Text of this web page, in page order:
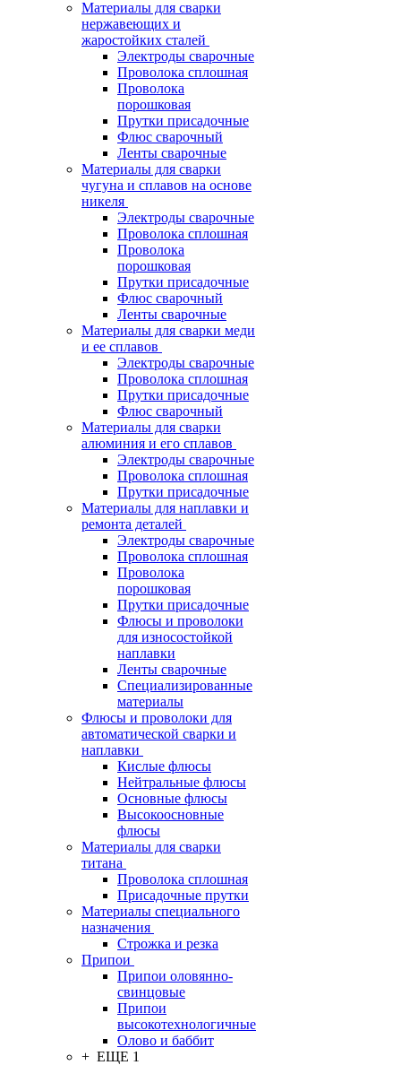
Материалы для сварки
нержавеющих и
жаростойких сталей
Электроды сварочные
Проволока сплошная
Проволока
порошковая
Прутки присадочные
Флюс сварочный
Ленты сварочные
Материалы для сварки
чугуна и сплавов на основе
никеля
Электроды сварочные
Проволока сплошная
Проволока
порошковая
Прутки присадочные
Флюс сварочный
Ленты сварочные
Материалы для сварки меди
и ее сплавов
Электроды сварочные
Проволока сплошная
Прутки присадочные
Флюс сварочный
Материалы для сварки
алюминия и его сплавов
Электроды сварочные
Проволока сплошная
Прутки присадочные
Материалы для наплавки и
ремонта деталей
Электроды сварочные
Проволока сплошная
Проволока
порошковая
Прутки присадочные
Флюсы и проволоки
для износостойкой
наплавки
Ленты сварочные
Специализированные
материалы
Флюсы и проволоки для
автоматической сварки и
наплавки
Кислые флюсы
Нейтральные флюсы
Основные флюсы
Высокоосновные
флюсы
Материалы для сварки
титана
Проволока сплошная
Присадочные прутки
Материалы специального
назначения
Строжка и резка
Припои
Припои оловянно-
свинцовые
Припои
высокотехнологичные
Олово и баббит
+ ЕЩЕ 1